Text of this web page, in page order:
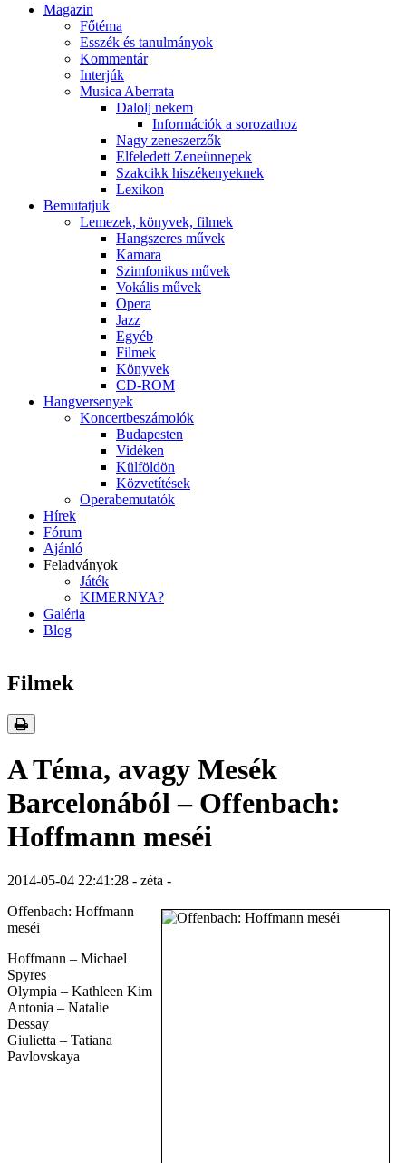
Magazin
Főtéma
Esszék és tanulmányok
Kommentár
Interjúk
Musica Aberrata
Dalolj nekem
Információk a sorozathoz
Nagy zeneszerzők
Elfeledett Zeneünnepek
Szakcikk hiszékenyeknek
Lexikon
Bemutatjuk
Lemezek, könyvek, filmek
Hangszeres művek
Kamara
Szimfonikus művek
Vokális művek
Opera
Jazz
Egyéb
Filmek
Könyvek
CD-ROM
Hangversenyek
Koncertbeszámolók
Budapesten
Vidéken
Külföldön
Közvetítések
Operabemutatók
Hírek
Fórum
Ajánló
Feladványok
Játék
KIMERNYA?
Galéria
Blog
Filmek
A Téma, avagy Mesék
Barcelonából – Offenbach:
Hoffmann meséi
2014-05-04 22:41:28 - zéta -
Offenbach: Hoffmann
meséi
Hoffmann – Michael
Spyres
Olympia – Kathleen Kim
Antonia – Natalie
Dessay
Giulietta – Tatiana
Pavlovskaya